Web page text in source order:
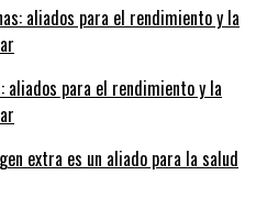
aliados para el rendimiento y la